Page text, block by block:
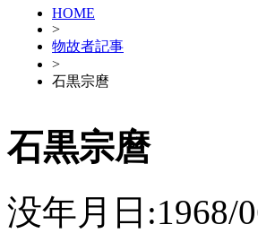
HOME
>
物故者記事
>
石黒宗麿
石黒宗麿
没年月日:1968/